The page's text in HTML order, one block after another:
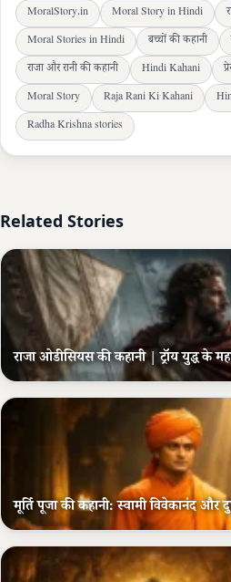
MoralStory.in Moral Story in Hindi
Moral Stories in Hindi
बच्चों की कहानी
राजा और रानी की कहानी
Hindi Kahani
Moral Story
Raja Rani Ki Kahani
Radha Krishna stories
Related Stories
राजा ओडीसियस की कहानी | ट्रॉय युद्ध के
मूर्ति पूजा की कहानी: स्वामी विवेकानंद और